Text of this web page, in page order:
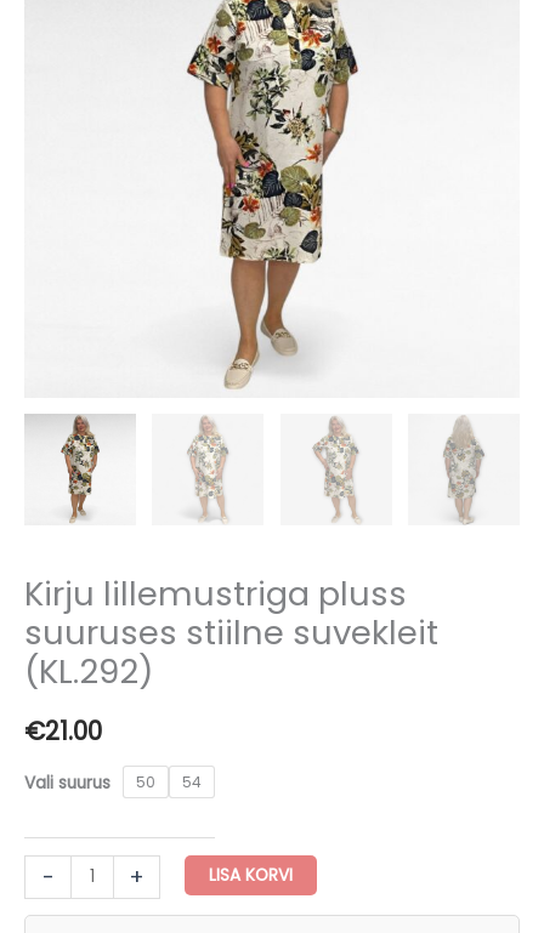
Kirju lillemustriga pluss
suuruses stiilne suvekleit
(KL.292)
€21.00
Vali suurus 50 54
-
lillemustriga
+ LISA KORVI